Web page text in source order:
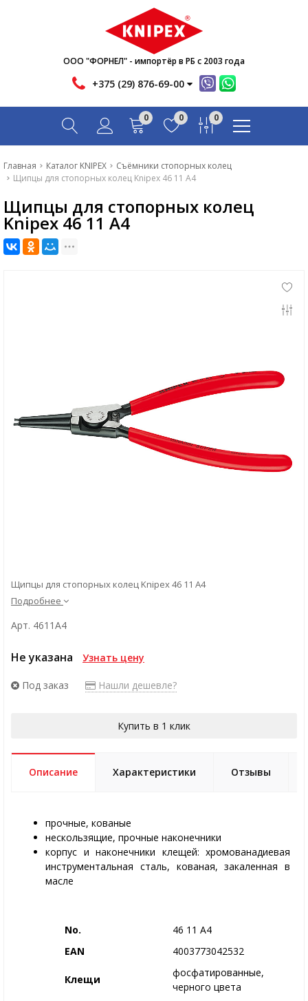
ООО "ФОРНЕЛ" - импортёр в РБ с 2003 года
+375 (29) 876-69-00
Каталог
Новости
0 0 0
Главная Каталог KNIPEX
Съёмники стопорных колец
Щипцы для стопорных колец Knipex 46 11 A4
Щипцы для стопорных колец
Knipex 46 11 A4
Щипцы для стопорных колец Knipex 46 11 A4
Подробнее
Арт. 4611A4
Не указана Узнать цену
Под заказ Нашли дешевле?
Купить в 1 клик
Описание Характеристики Отзывы
прочные, кованые
нескользящие, прочные наконечники
корпус и наконечники клещей: хромованадиевая
инструментальная сталь, кованая, закаленная в
масле
No.
46 11 A4
EAN
4003773042532
Клещи
фосфатированные,
черного цвета
Новости
Акции
Инфо
Контакты
Вопрос-ответ